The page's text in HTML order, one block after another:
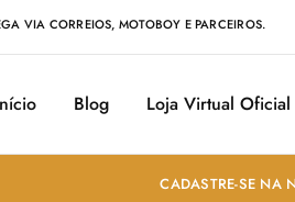
VIA CORREIOS, MOTOBOY E PARCEIROS.
Blog Loja Virtual Oficial
CADASTRE-SE NA